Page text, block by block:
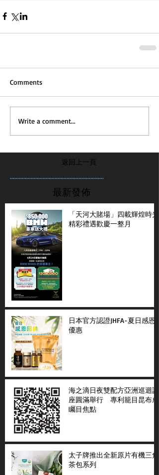
Comments
Write a comment...
返回上一頁
...............................................................
最新發佈
「天河大賭場」四載輝煌時光
精彩禮遇歡慶一整月
日本官方認證JHFA-夏日感恩
優惠
海之滴日夜雙配方亞洲巡迴講
座圓滿舉行 專利籠目昆布成
矚目焦點
太子牌推出全新原片有機三角
茶包系列